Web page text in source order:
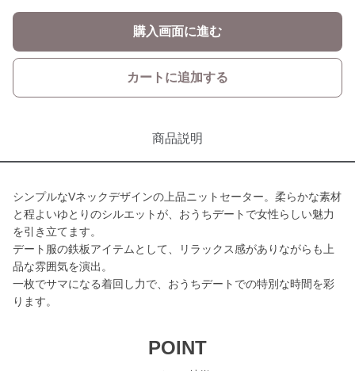
購入画面に進む
カートに追加する
商品説明
シンプルなVネックデザインの上品ニットセーター。柔らかな素材
と程よいゆとりのシルエットが、おうちデートで女性らしい魅力
を引き立てます。
デート服の鉄板アイテムとして、リラックス感がありながらも上
品な雰囲気を演出。
一枚でサマになる着回し力で、おうちデートでの特別な時間を彩
ります。
POINT